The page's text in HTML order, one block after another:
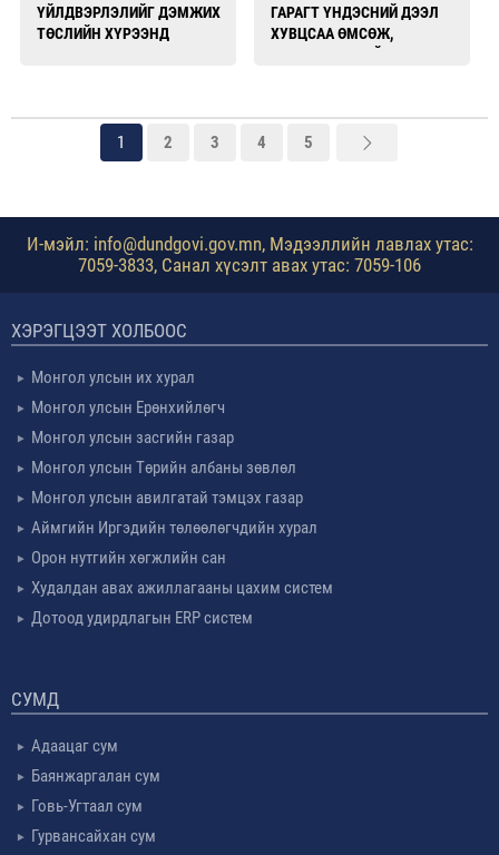
ҮЙЛДВЭРЛЭЛИЙГ ДЭМЖИХ
ТӨСЛИЙН ХҮРЭЭНД
ГАРАГТ ҮНДЭСНИЙ ДЭЭЛ
ХУВЦСАА ӨМСӨЖ,
1 2 3 4 5
И-мэйл: info@dundgovi.gov.mn, Мэдээллийн лавлах утас:
7059-3833, Санал хүсэлт авах утас: 7059-106
ХЭРЭГЦЭЭТ ХОЛБООС
Монгол улсын их хурал
Монгол улсын Ерөнхийлөгч
Монгол улсын засгийн газар
Монгол улсын Төрийн албаны зөвлөл
Монгол улсын авилгатай тэмцэх газар
Аймгийн Иргэдийн төлөөлөгчдийн хурал
Орон нутгийн хөгжлийн сан
Худалдан авах ажиллагааны цахим систем
Дотоод удирдлагын ERP систем
СУМД
Адаацаг сум
Баянжаргалан сум
Говь-Угтаал сум
Гурвансайхан сум